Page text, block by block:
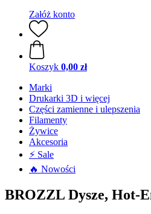
Załóż konto
Koszyk 0,00 zł
Marki
Drukarki 3D i więcej
Części zamienne i ulepszenia
Filamenty
Żywice
Akcesoria
⚡ Sale
🔥 Nowości
BROZZL Dysze, Hot-